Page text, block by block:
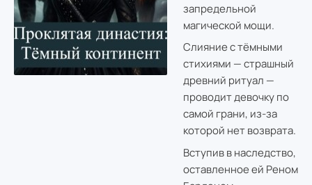
запредельной
магической мощи.
Слияние с тёмными
стихиями — страшный
древний ритуал —
проводит девочку по
самой грани, из-за
которой нет возврата.
Вступив в наследство,
оставленное ей Реном